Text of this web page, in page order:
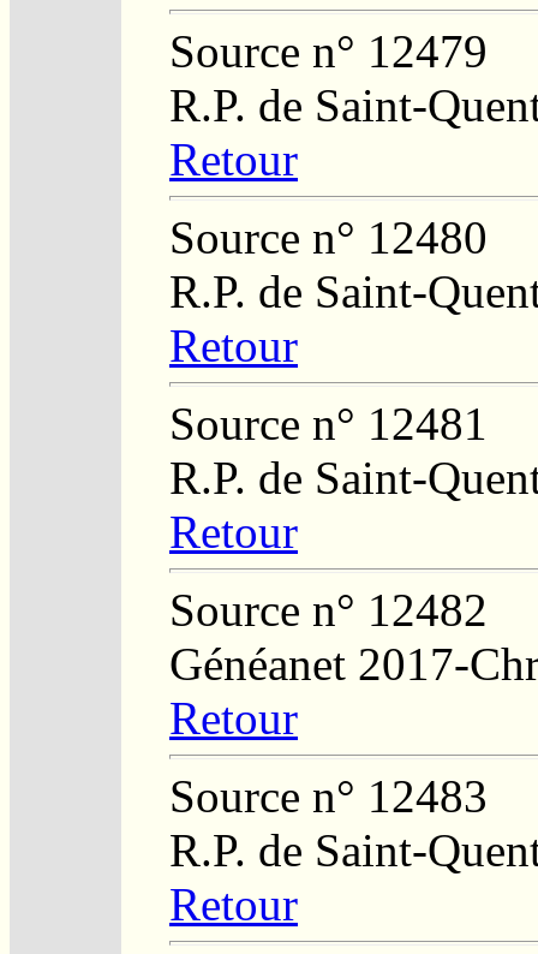
Source n° 12479
R.P. de Saint-
Retour
Source n° 12480
R.P. de Saint-
Retour
Source n° 12481
R.P. de Saint-
Retour
Source n° 12482
Généanet 2017-
Retour
Source n° 12483
R.P. de Saint-
Retour